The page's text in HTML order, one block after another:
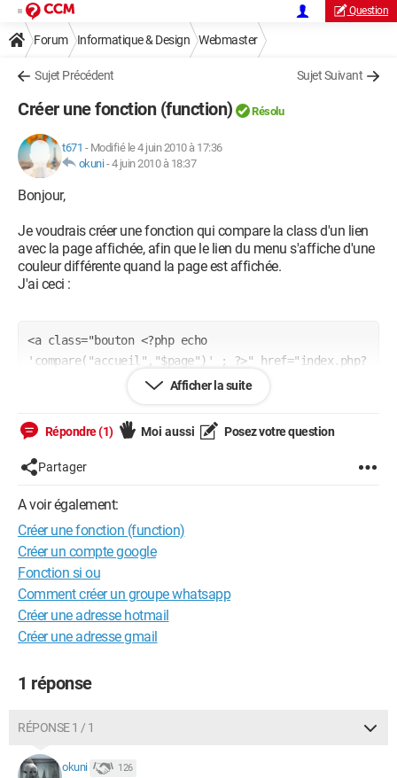
Question
Forum Informatique & Design Webmaster
Sujet Précédent Sujet Suivant
Créer une fonction (function) Résolu
t671 - Modifié le 4 juin 2010 à 17:36
okuni-4 juin 2010 à 18:37
Bonjour,
Je voudrais créer une fonction qui compare la class d'un lien
avec la page affichée, afin que le lien du menu s'affiche d'une
couleur différente quand la page est affichée.
J'ai ceci :
<a class="bouton <?php echo
'compare("accueil","$page")' ; ?>" href="index.php?
page=accueil">Accueil</a>
mais ça fonctionne pas car je m'y connais pas trop .... :(
Le class=bouton correspond au lien inactif.
affichée.
Merci pour votre aide
Afficher la suite
Répondre (1) Moi aussi Posez votre question
Partager
A voir également:
Créer une fonction (function)
Créer un compte google
Fonction si ou
Comment créer un groupe whatsapp
Créer une adresse hotmail
Créer une adresse gmail
1 réponse
RÉPONSE 1 / 1
okuni 126